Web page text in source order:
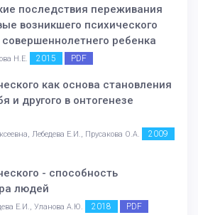
последствия переживания
возникшего психического
ребенка
Н.Е. 2015 PDF
как основа становления
и другого в онтогенезе
Лебедева Е.И., Прусакова О.А.
2009
- способность
людей
Е.И., Уланова А.Ю. 2018 PDF